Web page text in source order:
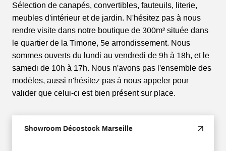
Sélection de canapés, convertibles, fauteuils, literie,
meubles d'intérieur et de jardin. N'hésitez pas à nous
rendre visite dans notre boutique de 300m² située dans
le quartier de la Timone, 5e arrondissement. Nous
sommes ouverts du lundi au vendredi de 9h à 18h, et le
samedi de 10h à 17h. Nous n'avons pas l'ensemble des
modèles, aussi n'hésitez pas à nous appeler pour
valider que celui-ci est bien présent sur place.
Showroom Décostock Marseille